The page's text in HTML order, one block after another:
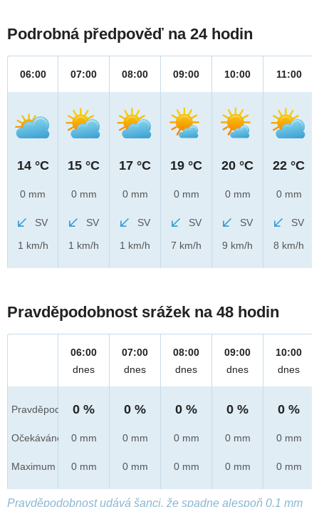
Podrobná předpověď na 24 hodin
06:00
14 °C
0 mm
SV
1 km/h
07:00
15 °C
0 mm
SV
1 km/h
08:00
17 °C
0 mm
SV
1 km/h
09:00
19 °C
0 mm
SV
7 km/h
10:00
20 °C
0 mm
SV
9 km/h
11:00
22 °C
0 mm
SV
8 km/h
Pravděpodobnost srážek na 48 hodin
Pravděpod.
Očekáváno
Maximum
06:00
dnes
0 %
0 mm
0 mm
07:00
dnes
0 %
0 mm
0 mm
08:00
dnes
0 %
0 mm
0 mm
09:00
dnes
0 %
0 mm
0 mm
10:00
dnes
0 %
0 mm
0 mm
Pravděpodobnost udává šanci, že spadne alespoň 0,1 mm